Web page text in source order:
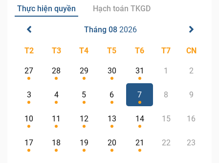
Thực hiện quyền Hạch toán TKGD
Tháng 08 2026
T2 T3 T4 T5 T6 T7 CN
27 28 29 30 31 1 2
3 4 5 6 7 8 9
10 11 12 13 14 15 16
17 18 19 20 21 22 23